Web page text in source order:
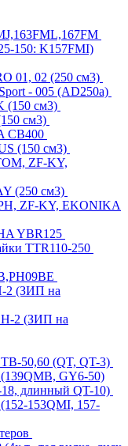
150: K157FMI)
01, 02 (250 см3)
- 005 (AD250a)
(150 см3)
см3)
CB400
(150 см3)
ZF-KY,
(250 см3)
ZF-KY, EKONIKA
YBR125
TTR110-250
2 (ЗИП на
2 (ЗИП на
ТВ-50,60 (QT, QT-3)
(139QMB, GY6-50)
18, длинный QT-10)
153QMI, 157-